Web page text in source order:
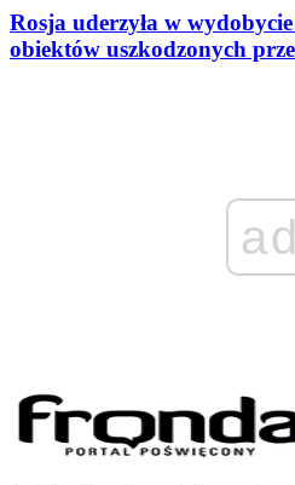
Rosja uderzyła w
obiektów uszkodzonych
ad